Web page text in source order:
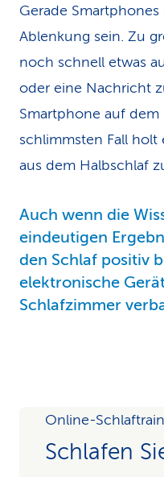
Gerade
Ablenkung sein. Zu
noch schnell etwas
oder eine Nachricht
Smartphone auf
schlimmsten Fall holt
aus dem Halbschlaf
Auch wenn die
eindeutigen
den Schlaf positiv
elektronische
Schlafzimmer
Online-
Schlafen